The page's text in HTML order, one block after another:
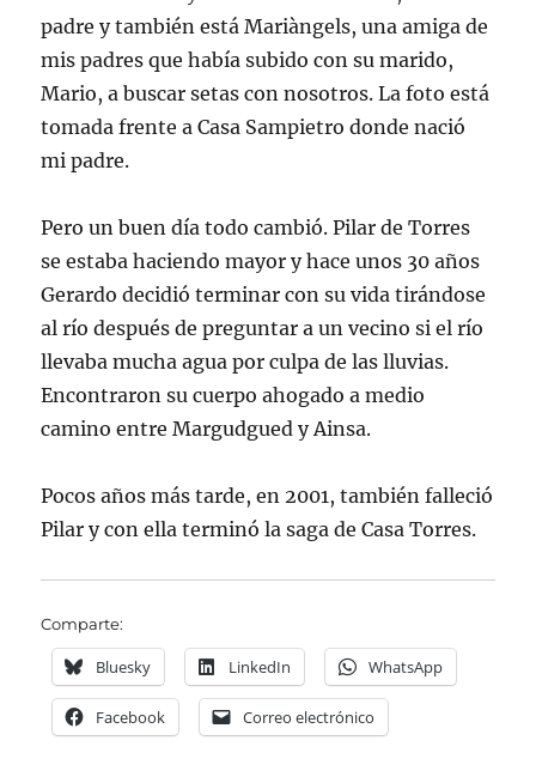
padre y también está Mariàngels, una amiga de
mis padres que había subido con su marido,
Mario, a buscar setas con nosotros. La foto está
tomada frente a Casa Sampietro donde nació
mi padre.
Pero un buen día todo cambió. Pilar de Torres
se estaba haciendo mayor y hace unos 30 años
Gerardo decidió terminar con su vida tirándose
al río después de preguntar a un vecino si el río
llevaba mucha agua por culpa de las lluvias.
Encontraron su cuerpo ahogado a medio
camino entre Margudgued y Ainsa.
Pocos años más tarde, en 2001, también falleció
Pilar y con ella terminó la saga de Casa Torres.
Comparte:
Bluesky LinkedIn WhatsApp
Facebook Correo electrónico